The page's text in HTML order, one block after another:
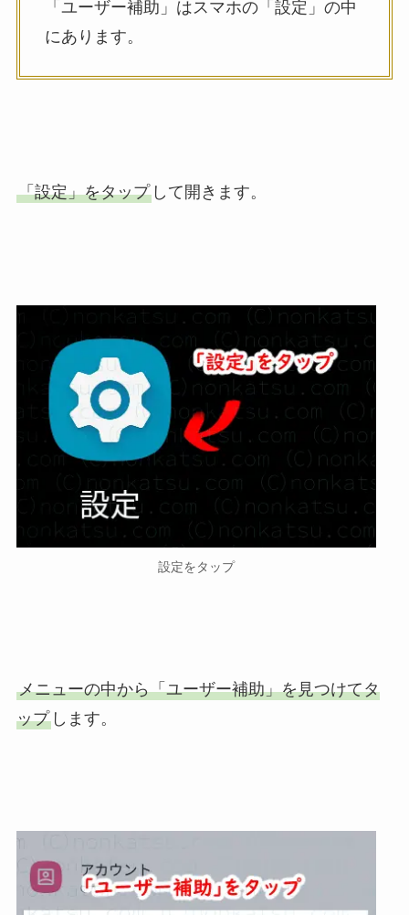
「ユーザー補助」はスマホの「設定」の中
にあります。
「設定」をタップして開きます。
設定をタップ
メニューの中から「ユーザー補助」を見つけてタ
ップします。